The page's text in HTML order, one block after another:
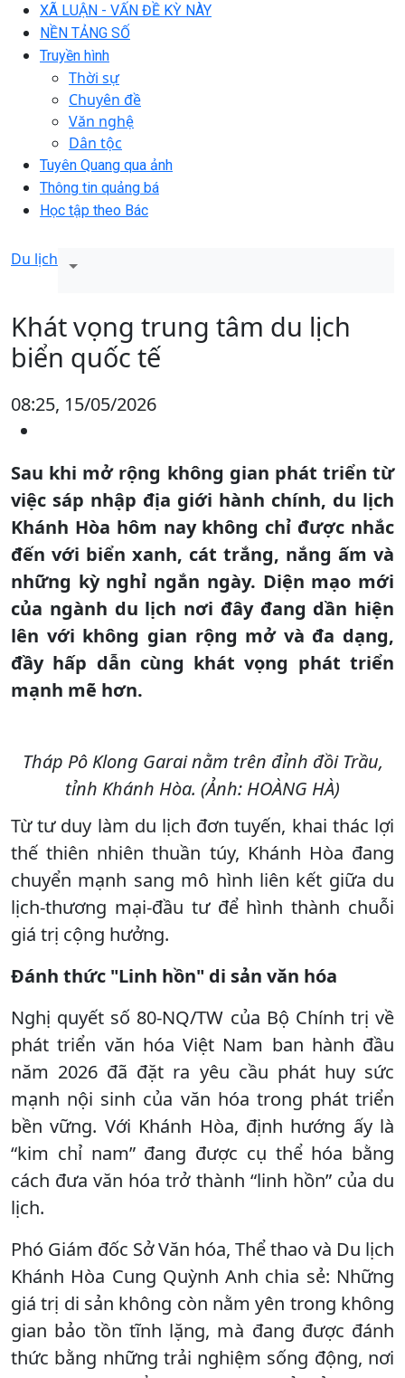
XÃ LUẬN - VẤN ĐỀ KỲ NÀY
NỀN TẢNG SỐ
Truyền hình
Thời sự
Chuyên đề
Văn nghệ
Dân tộc
Tuyên Quang qua ảnh
Thông tin quảng bá
Học tập theo Bác
Du lịch
Khát vọng trung tâm du lịch
biển quốc tế
08:25, 15/05/2026
Sau khi mở rộng không gian phát triển từ
việc sáp nhập địa giới hành chính, du lịch
Khánh Hòa hôm nay không chỉ được nhắc
đến với biển xanh, cát trắng, nắng ấm và
những kỳ nghỉ ngắn ngày. Diện mạo mới
của ngành du lịch nơi đây đang dần hiện
lên với không gian rộng mở và đa dạng,
đầy hấp dẫn cùng khát vọng phát triển
mạnh mẽ hơn.
Tháp Pô Klong Garai nằm trên đỉnh đồi Trầu,
tỉnh Khánh Hòa. (Ảnh: HOÀNG HÀ)
Từ tư duy làm du lịch đơn tuyến, khai thác lợi
thế thiên nhiên thuần túy, Khánh Hòa đang
chuyển mạnh sang mô hình liên kết giữa du
lịch-thương mại-đầu tư để hình thành chuỗi
giá trị cộng hưởng.
Đánh thức "Linh hồn" di sản văn hóa
Nghị quyết số 80-NQ/TW của Bộ Chính trị về
phát triển văn hóa Việt Nam ban hành đầu
năm 2026 đã đặt ra yêu cầu phát huy sức
mạnh nội sinh của văn hóa trong phát triển
bền vững. Với Khánh Hòa, định hướng ấy là
“kim chỉ nam” đang được cụ thể hóa bằng
cách đưa văn hóa trở thành “linh hồn” của du
lịch.
Phó Giám đốc Sở Văn hóa, Thể thao và Du lịch
Khánh Hòa Cung Quỳnh Anh chia sẻ: Những
giá trị di sản không còn nằm yên trong không
gian bảo tồn tĩnh lặng, mà đang được đánh
thức bằng những trải nghiệm sống động, nơi